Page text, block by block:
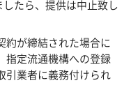
たら、提供は中止致し
が締結された場合に
指定流通機構への登録
引業者に義務付けられ